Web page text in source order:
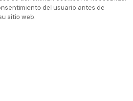
del usuario antes de
sitio web.